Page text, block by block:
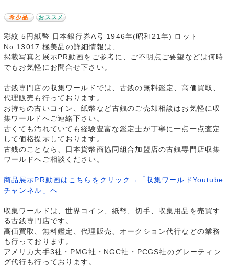
希少品 おススメ
彩紋 5円紙幣 日本銀行券A号 1946年(昭和21年) ロット
No.13017 極美品の詳細情報は、
掲載写真と展示PR動画をご参考に、ご不明点ご要望などは何時
でもお気軽にお問合せ下さい。
古銭専門店の収集ワールドでは、古銭の無料鑑定、高価買取、
代理販売も行っております。
お持ちの古いコイン、紙幣など古銭のご売却相談はお気軽に収
集ワールドへご連絡下さい。
古くても汚れていても経験豊富な鑑定士が丁寧に一点一点査定
して価格提示しております。
古銭のことなら、日本貨幣商協同組合加盟店の古銭専門店収集
ワールドへご相談ください。
商品展示PR動画はこちらをクリック→「収集ワールドYoutube
チャンネル」へ
収集ワールドは、世界コイン、紙幣、切手、収集用品を売買す
る古銭専門店です。
高価買取、無料鑑定、代理販売、オークション代行などの業務
も行っております。
アメリカ大手3社・PMG社・NGC社・PCGS社のグレーティン
グ代行も行っております。